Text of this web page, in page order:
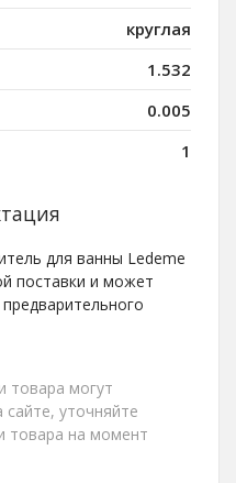
круглая
1.532
0.005
1
для ванны Ledeme
поставки и может
товара могут
сайте, уточняйте
товара на момент